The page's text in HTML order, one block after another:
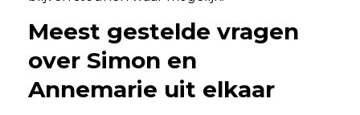
Meest gestelde vragen
over Simon en
Annemarie uit elkaar